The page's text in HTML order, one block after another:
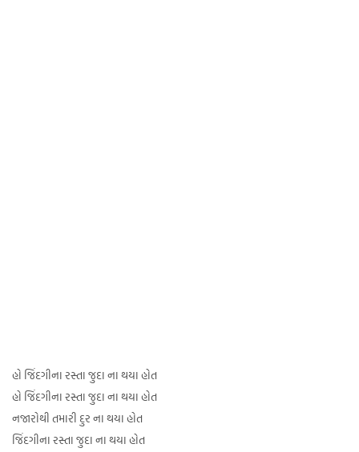
હો જિંદગીના રસ્તા જુદા ના થયા હોત
હો જિંદગીના રસ્તા જુદા ના થયા હોત
નજારોથી તમારી દુર ના થયા હોત
જિંદગીના રસ્તા જુદા ના થયા હોત